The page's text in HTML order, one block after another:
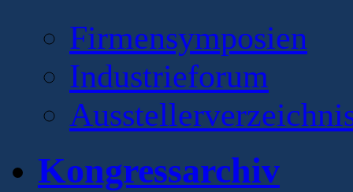
Firmensymposien
Industrieforum
Kongressarchiv